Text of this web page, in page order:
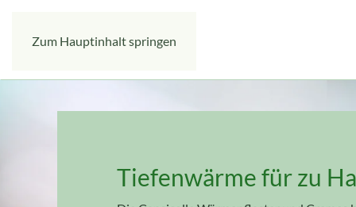
Zum Hauptinhalt springen
Tiefenwärme für zu